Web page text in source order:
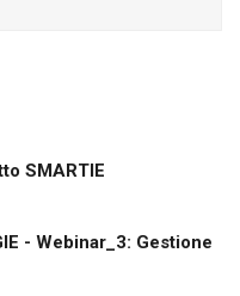
SMARTIE
- Webinar_3: Gestione